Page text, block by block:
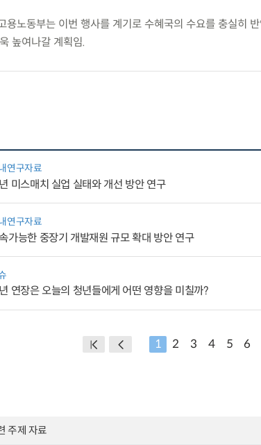
용노동부는 이번 행사를 계기로 수혜국의 수요를 충실히
높여나갈 계획임.
연구자료
미스매치 실업 실태와 개선 방안 연구
연구자료
가능한 중장기 개발재원 규모 확대 방안 연구
연장은 오늘의 청년들에게 어떤 영향을 미칠까?
1 2 3 4 5 6
주제 자료